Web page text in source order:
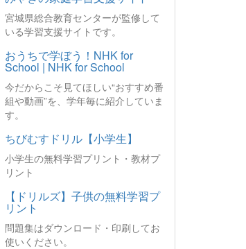
宮城県総合教育センターが監修して
いる学習支援サイトです。
おうちで学ぼう！NHK for
School | NHK for School
今だからこそ見てほしい“おすすめ番
組や動画”を、学年毎に紹介していま
す。
ちびむすドリル【小学生】
小学生の無料学習プリント・教材プ
リント
【ドリルズ】子供の無料学習プ
リント
問題集はダウンロード・印刷してお
使いください。